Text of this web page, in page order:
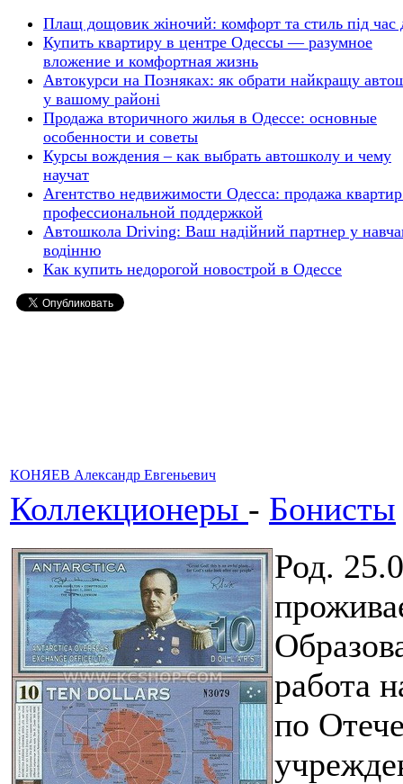
Плащ дощовик жіночий: комфорт та стиль під час
Купить квартиру в центре Одессы — разумное
вложение и комфортная жизнь
Автокурси на Позняках: як обрати найкращу
у вашому районі
Продажа вторичного жилья в Одессе: основные
особенности и советы
Курсы вождения – как выбрать автошколу и чему
научат
Агентство недвижимости Одесса: продажа
профессиональной поддержкой
Автошкола Driving: Ваш надійний партнер у
водінню
Как купить недорогой новострой в Одессе
КОНЯЕВ Александр Евгеньевич
Коллекционеры - Бонисты
Род.
работа
по